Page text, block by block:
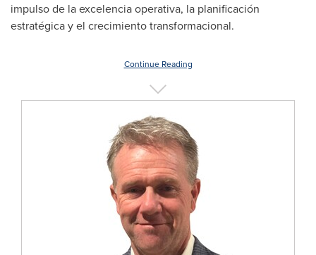
impulso de la excelencia operativa, la planificación
estratégica y el crecimiento transformacional.
Continue Reading